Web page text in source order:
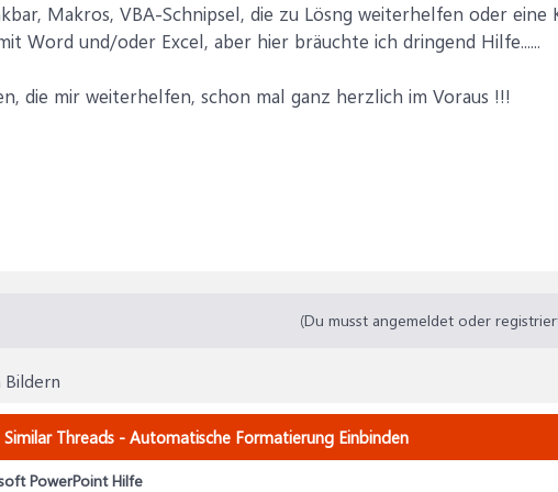
Makros, VBA-Schnipsel, die zu Lösng weiterhelfen oder eine
Word und/oder Excel, aber hier bräuchte ich dringend Hilfe......
die mir weiterhelfen, schon mal ganz herzlich im Voraus !!!
(Du musst angemeldet oder
Threads - Automatische Formatierung Einbinden
PowerPoint Hilfe